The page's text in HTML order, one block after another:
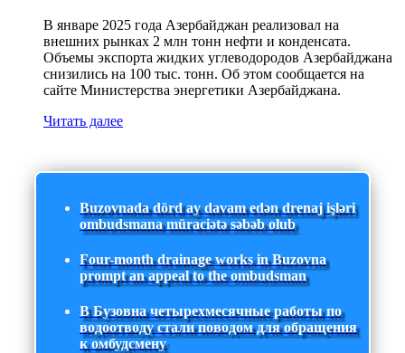
В январе 2025 года Азербайджан реализовал на
внешних рынках 2 млн тонн нефти и конденсата.
Объемы экспорта жидких углеводородов Азербайджана
снизились на 100 тыс. тонн. Об этом сообщается на
сайте Министерства энергетики Азербайджана.
Читать далее
Buzovnada dörd ay davam edən drenaj işləri
ombudsmana müraciətə səbəb olub
Four-month drainage works in Buzovna
prompt an appeal to the ombudsman
В Бузовна четырехмесячные работы по
водоотводу стали поводом для обращения
к омбудсмену